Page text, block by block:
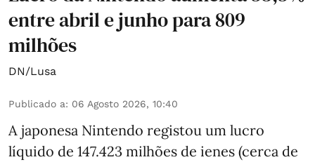
entre abril e junho para 809
milhões
DN/Lusa
Publicado a: 06 Agosto 2026, 10:40
A japonesa Nintendo registou um lucro
líquido de 147.423 milhões de ienes (cerca de